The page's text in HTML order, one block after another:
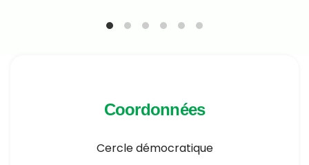
Coordonnées
Cercle démocratique